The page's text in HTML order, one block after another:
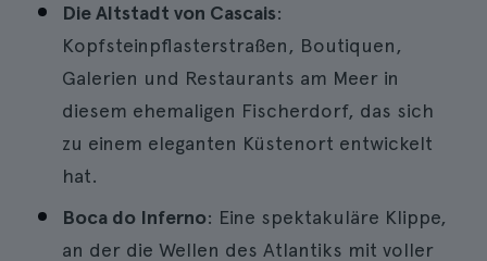
Die Altstadt von Cascais:
Kopfsteinpflasterstraßen, Boutiquen,
Galerien und Restaurants am Meer in
diesem ehemaligen Fischerdorf, das sich
zu einem eleganten Küstenort entwickelt
hat.
Boca do Inferno: Eine spektakuläre Klippe,
an der die Wellen des Atlantiks mit voller